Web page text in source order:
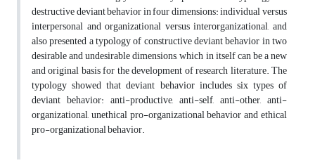
destructive deviant behavior in four dimensions: individual versus
interpersonal and organizational versus interorganizational, and
also presented a typology of constructive deviant behavior in two
desirable and undesirable dimensions, which in itself can be a new
and original basis for the development of research literature. The
typology showed that deviant behavior includes six types of
deviant behavior: anti-productive, anti-self, anti-other, anti-
organizational, unethical pro-organizational behavior and ethical
pro-organizational behavior.